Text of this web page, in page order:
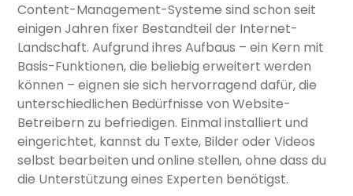
Content-Management-Systeme sind schon seit
einigen Jahren fixer Bestandteil der Internet-
Landschaft. Aufgrund ihres Aufbaus – ein Kern mit
Basis-Funktionen, die beliebig erweitert werden
können – eignen sie sich hervorragend dafür, die
unterschiedlichen Bedürfnisse von Website-
Betreibern zu befriedigen. Einmal installiert und
eingerichtet, kannst du Texte, Bilder oder Videos
selbst bearbeiten und online stellen, ohne dass du
die Unterstützung eines Experten benötigst.